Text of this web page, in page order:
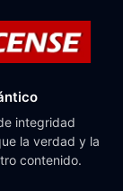
integridad
la verdad y la
contenido.